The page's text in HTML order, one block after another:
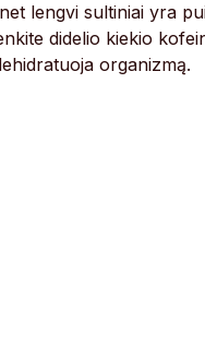
lengvi sultiniai yra
didelio kiekio
organizmą.